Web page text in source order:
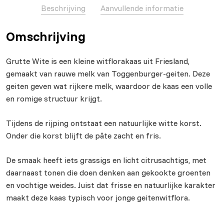
Beschrijving Aanvullende informatie
Omschrijving
Grutte Wite is een kleine witflorakaas uit Friesland,
gemaakt van rauwe melk van Toggenburger-geiten. Deze
geiten geven wat rijkere melk, waardoor de kaas een volle
en romige structuur krijgt.
Tijdens de rijping ontstaat een natuurlijke witte korst.
Onder die korst blijft de pâte zacht en fris.
De smaak heeft iets grassigs en licht citrusachtigs, met
daarnaast tonen die doen denken aan gekookte groenten
en vochtige weides. Juist dat frisse en natuurlijke karakter
maakt deze kaas typisch voor jonge geitenwitflora.